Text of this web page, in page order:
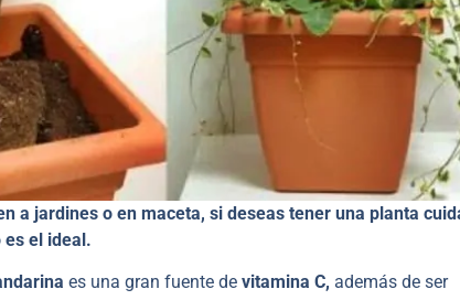
a jardines o en maceta, si deseas tener una planta
el ideal.
es una gran fuente de vitamina C, además de ser